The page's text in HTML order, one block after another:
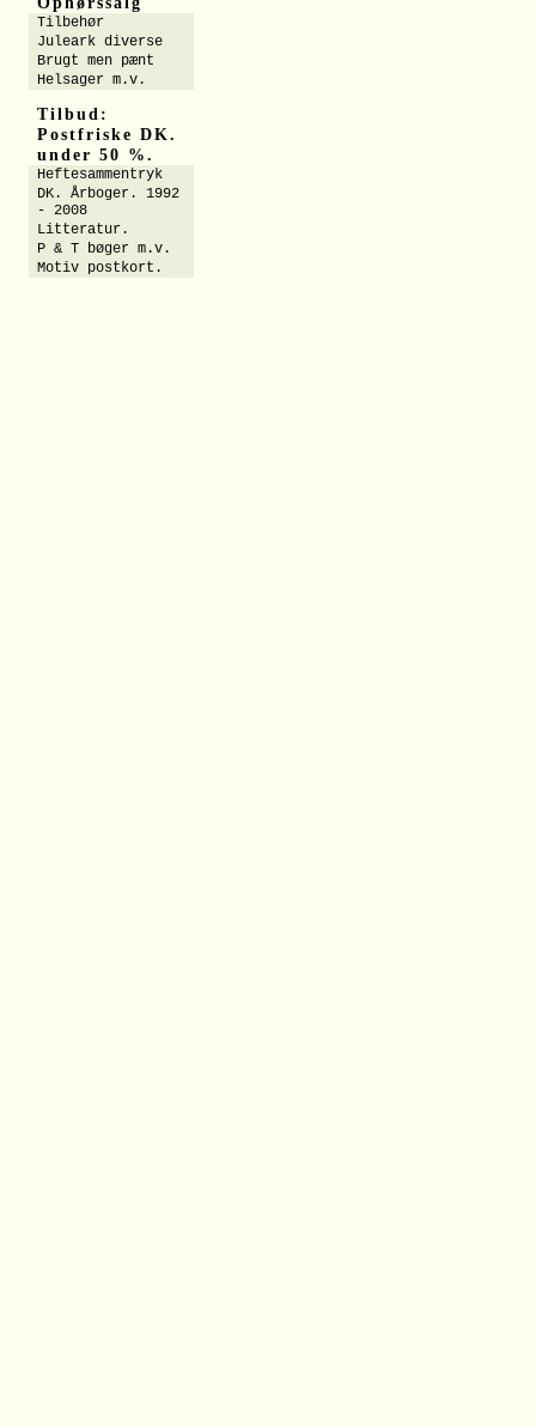
Tilbehør
Juleark diverse
Brugt men pænt
Helsager m.v.
Tilbud:
Postfriske DK.
under 50 %.
Heftesammentryk
DK. Årboger. 1992
- 2008
Litteratur.
P & T bøger m.v.
Motiv postkort.